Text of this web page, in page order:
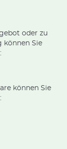
oder zu
können Sie
können Sie